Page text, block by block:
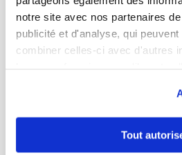
notre site avec nos partenaires
publicité et d'analyse, qui peuvent
combiner celles-ci avec d'autres
Tout